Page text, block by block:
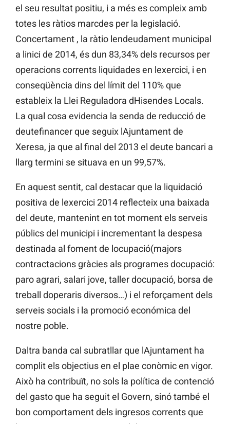
el seu resultat positiu, i a més es compleix amb
totes les ràtios marcdes per la legislació.
Concertament , la ràtio lendeudament municipal
a linici de 2014, és dun 83,34% dels recursos per
operacions corrents liquidades en lexercici, i en
conseqüència dins del límit del 110% que
estableix la Llei Reguladora dHisendes Locals.
La qual cosa evidencia la senda de reducció de
deutefinancer que seguix lAjuntament de
Xeresa, ja que al final del 2013 el deute bancari a
llarg termini se situava en un 99,57%.
En aquest sentit, cal destacar que la liquidació
positiva de lexercici 2014 reflecteix una baixada
del deute, mantenint en tot moment els serveis
públics del municipi i incrementant la despesa
destinada al foment de locupació(majors
contractacions gràcies als programes docupació:
paro agrari, salari jove, taller docupació, borsa de
treball doperaris diversos…) i el reforçament dels
serveis socials i la promoció económica del
nostre poble.
Daltra banda cal subratllar que lAjuntament ha
complit els objectius en el plae conòmic en vigor.
Això ha contribuït, no sols la política de contenció
del gasto que ha seguit el Govern, sinó també el
bon comportament dels ingresos corrents que